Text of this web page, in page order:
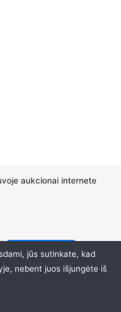
aukcionai internete
jūs sutinkate, kad
nebent juos išjungėte iš